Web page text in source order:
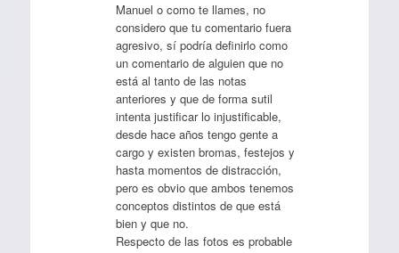
Manuel o como te llames, no
considero que tu comentario fuera
agresivo, sí podría definirlo como
un comentario de alguien que no
está al tanto de las notas
anteriores y que de forma sutil
intenta justificar lo injustificable,
desde hace años tengo gente a
cargo y existen bromas, festejos y
hasta momentos de distracción,
pero es obvio que ambos tenemos
conceptos distintos de que está
bien y que no.
Respecto de las fotos es probable